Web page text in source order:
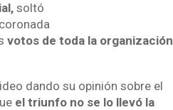
soltó
votos de toda la organización
dando su opinión sobre el
el triunfo no se lo llevó la